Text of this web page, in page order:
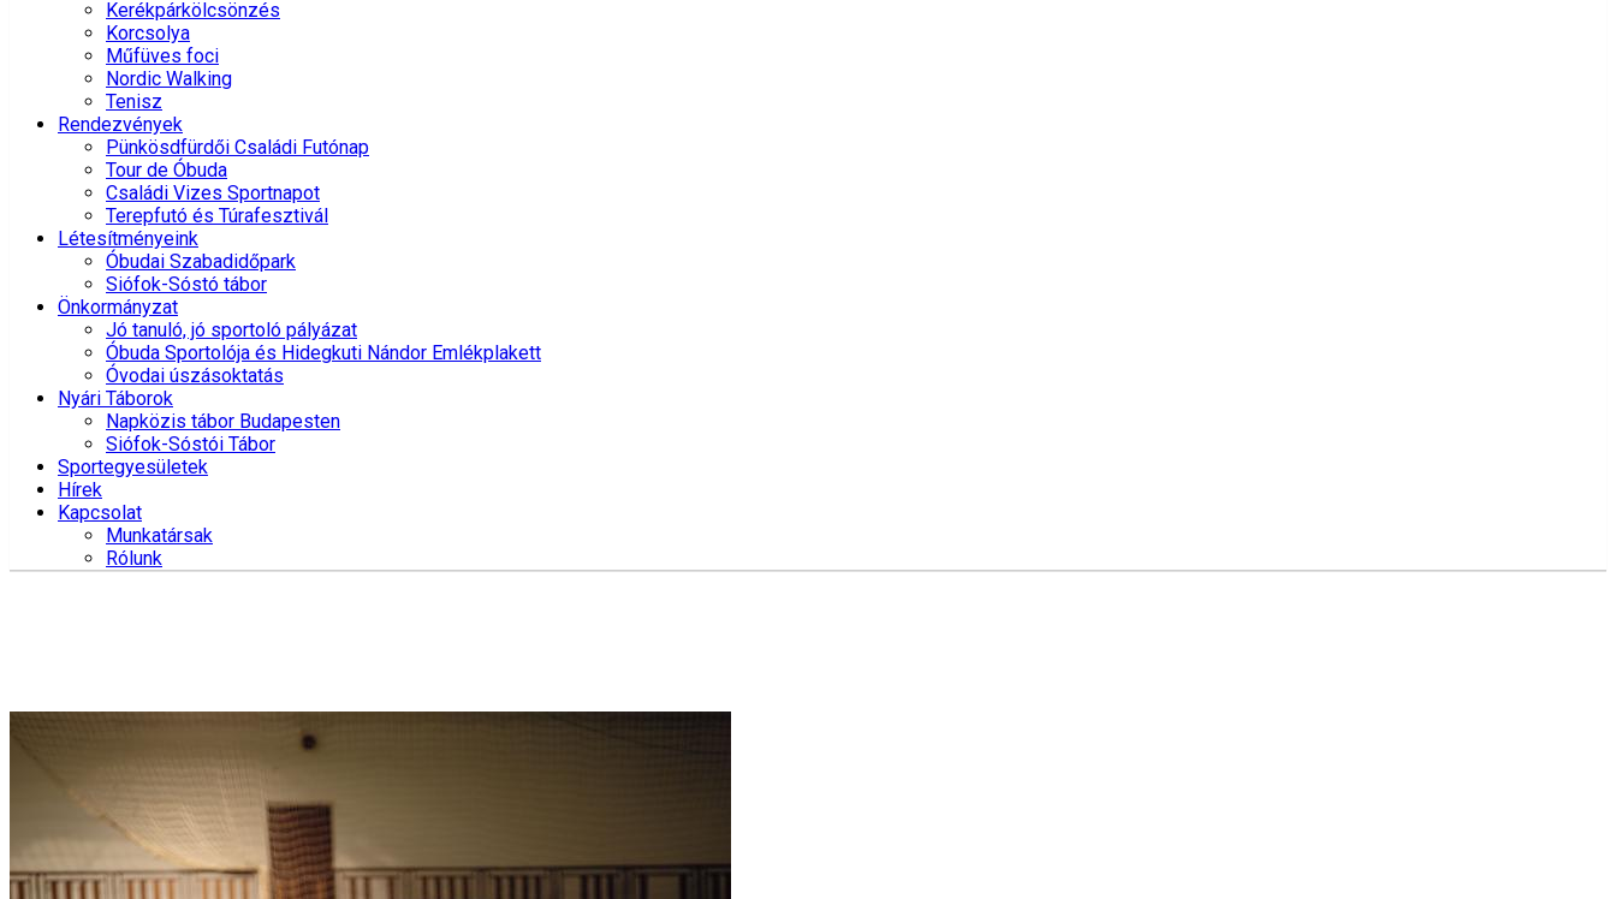
Kerékpárkölcsönzés
Korcsolya
Műfüves foci
Nordic Walking
Tenisz
Rendezvények
Pünkösdfürdői Családi Futónap
Tour de Óbuda
Családi Vizes Sportnapot
Terepfutó és Túrafesztivál
Létesítményeink
Óbudai Szabadidőpark
Siófok-Sóstó tábor
Önkormányzat
Jó tanuló, jó sportoló pályázat
Óbuda Sportolója és Hidegkuti Nándor Emlékplakett
Óvodai úszásoktatás
Nyári Táborok
Napközis tábor Budapesten
Siófok-Sóstói Tábor
Sportegyesületek
Hírek
Kapcsolat
Munkatársak
Rólunk